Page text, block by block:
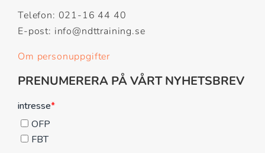
Telefon: 021-16 44 40
E-post: info@ndttraining.se
Om personuppgifter
PRENUMERERA PÅ VÅRT NYHETSBREV